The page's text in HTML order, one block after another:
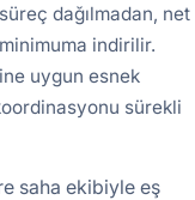
dağılmadan, net
indirilir.
uygun esnek
sürekli
saha ekibiyle eş